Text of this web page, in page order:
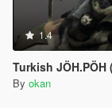
1.4
Turkish
By okan